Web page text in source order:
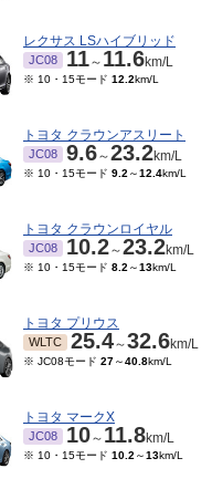
2013/07～2014/03
JC08 18
レクサス LSハイブリッド
JC08 11～ 11.6km/L
※ 10・15モード 12.2km/L
トヨタ クラウンアスリート
JC08 9.6～23.2km/L
※ 10・15モード 9.2 ～12.4km/L
トヨタ クラウンロイヤル
JC08 10.2～23.2km/L
※ 10・15モード 8.2 ～13km/L
トヨタ プリウス
WLTC 25.4～32.6km/L
※ JC08モード 27～40.8km/L
トヨタ マークX
JC08 10～ 11.8km/L
※ 10・15モード 10.2 ～13km/L